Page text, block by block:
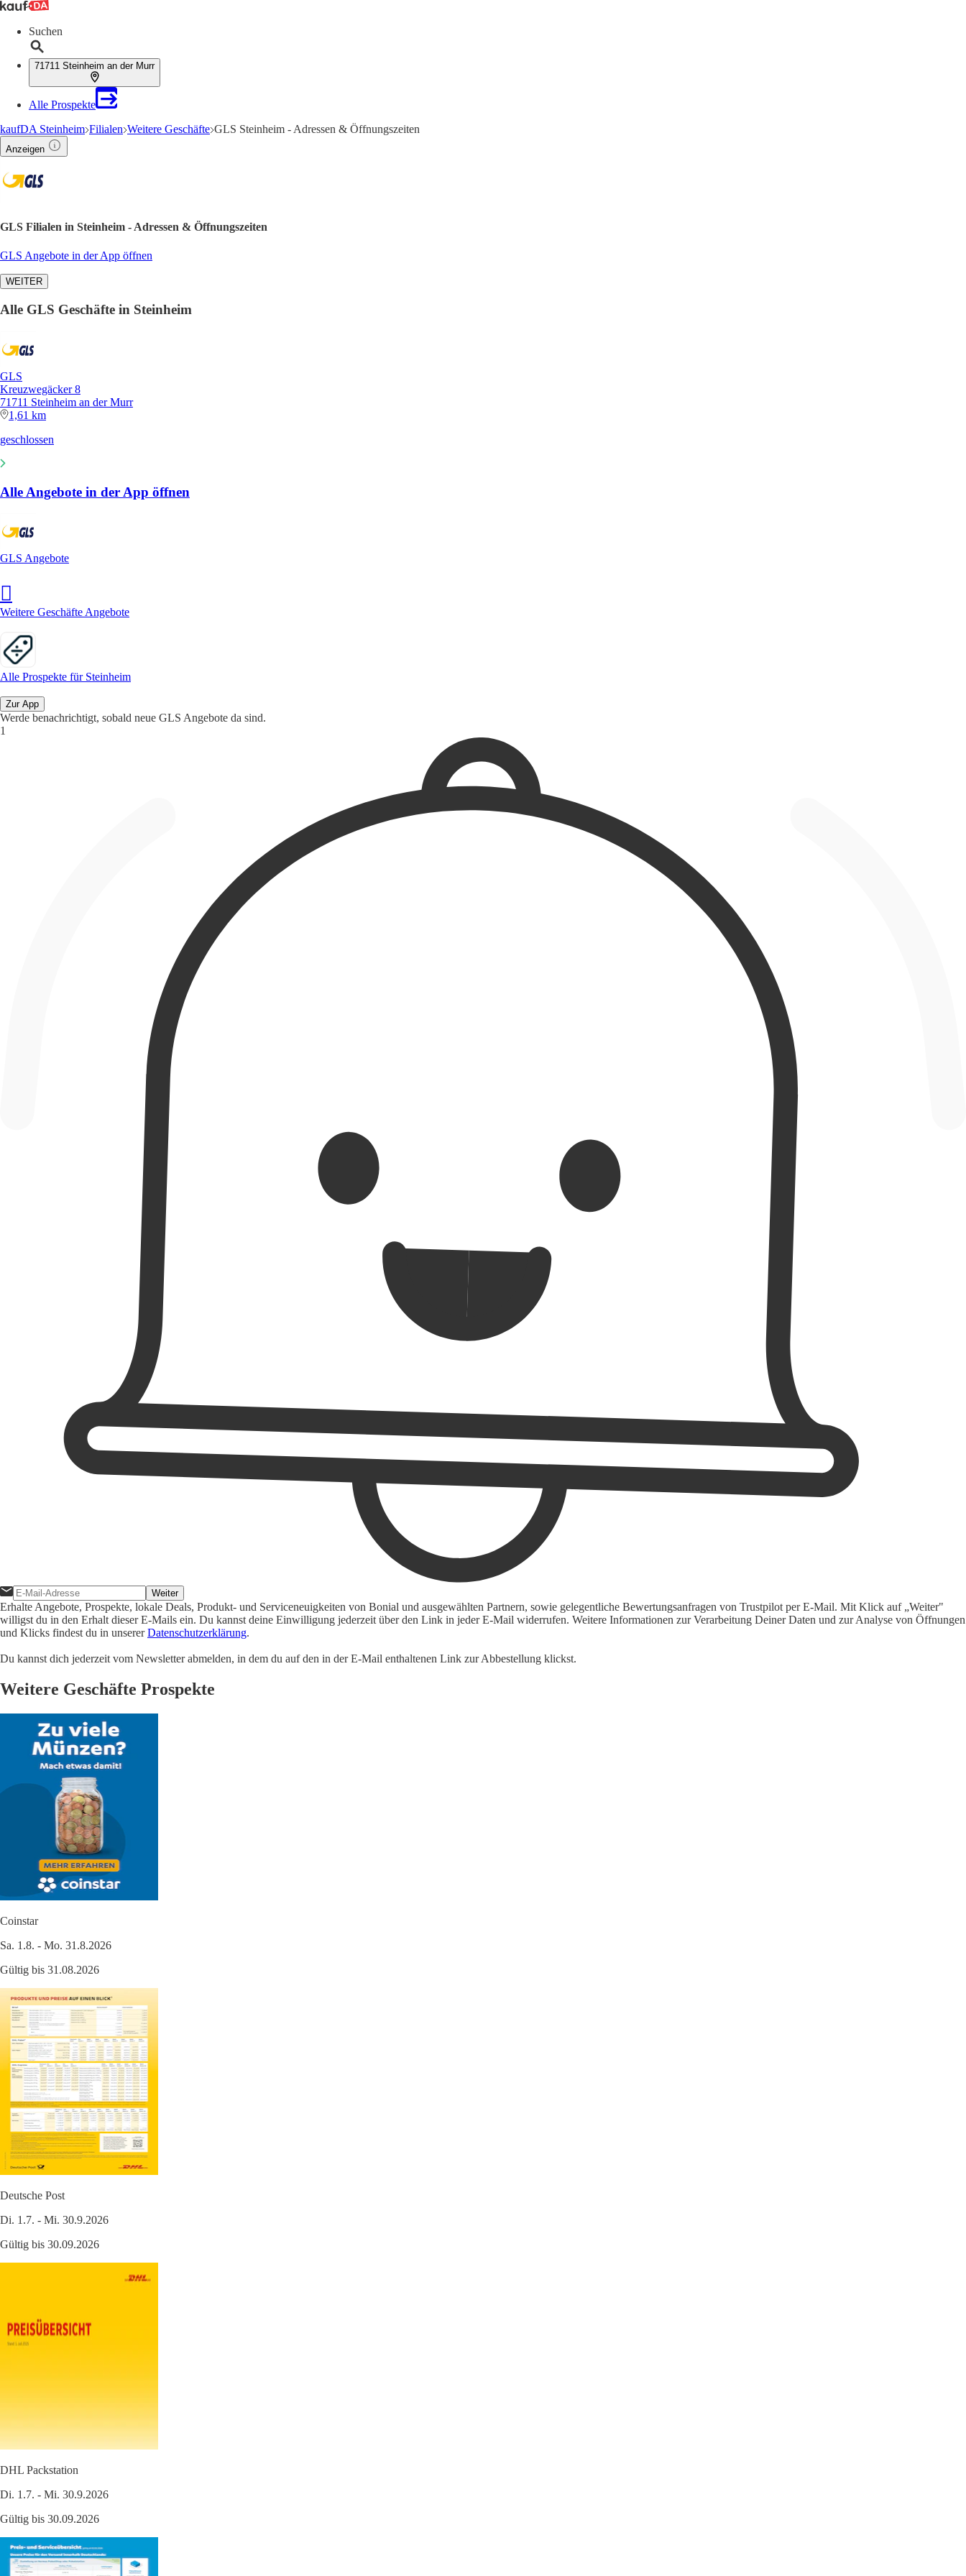
Suchen
71711 Steinheim an der Murr
Alle Prospekte
kaufDA Steinheim Filialen Weitere Geschäfte GLS Steinheim - Adressen & Öffnungszeiten
Anzeigen
GLS Filialen in Steinheim - Adressen & Öffnungszeiten
GLS Angebote in der App öffnen
WEITER
Alle GLS Geschäfte in Steinheim
GLS
Kreuzwegäcker 8
71711 Steinheim an der Murr
1,61 km
geschlossen
Alle Angebote in der App öffnen
GLS Angebote
Weitere Geschäfte Angebote
Alle Prospekte für Steinheim
Zur App
Werde benachrichtigt, sobald neue GLS Angebote da sind.
Weiter
Erhalte Angebote, Prospekte, lokale Deals, Produkt- und Serviceneuigkeiten von Bonial und ausgewählten Partnern, sowie gelegentliche Bewertungsanfragen von Trustpilot per E-Mail. Mit Klick auf „Weiter"
willigst du in den Erhalt dieser E-Mails ein. Du kannst deine Einwilligung jederzeit über den Link in jeder E-Mail widerrufen. Weitere Informationen zur Verarbeitung Deiner Daten und zur Analyse von Öffnungen
und Klicks findest du in unsererDatenschutzerklärung.
Du kannst dich jederzeit vom Newsletter abmelden, in dem du auf den in der E-Mail enthaltenen Link zur Abbestellung klickst.
Weitere Geschäfte Prospekte
Coinstar
Sa. 1.8. - Mo. 31.8.2026
Gültig bis 31.08.2026
Deutsche Post
Di. 1.7. - Mi. 30.9.2026
Gültig bis 30.09.2026
DHL Packstation
Di. 1.7. - Mi. 30.9.2026
Gültig bis 30.09.2026